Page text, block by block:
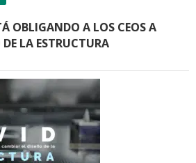
OBLIGANDO A LOS CEOS A
LA ESTRUCTURA